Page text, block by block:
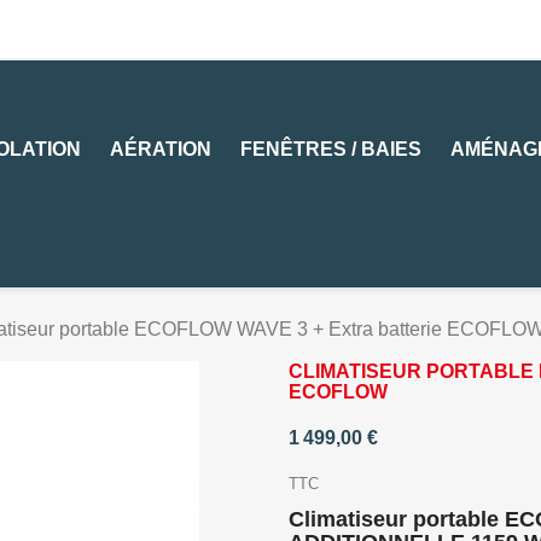
AÉRATION FENÊTRES / BAIES
portable ECOFLOW WAVE 3 + Extra batterie
CLIMATISEUR PORTABLE
ECOFLOW
1 499,00 €
TTC
Climatiseur portable